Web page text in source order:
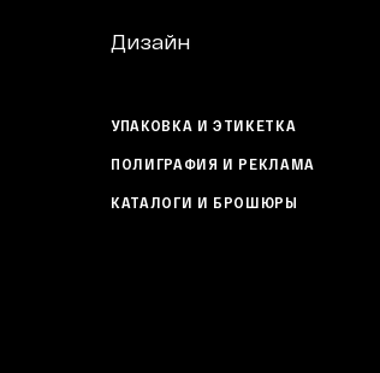
Дизайн
УПАКОВКА И ЭТИКЕТКА
ПОЛИГРАФИЯ И РЕКЛАМА
КАТАЛОГИ И БРОШЮРЫ